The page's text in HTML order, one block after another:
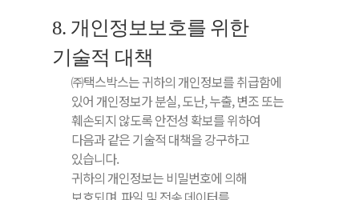
8. 개인정보보호를 위한
기술적 대책
㈜택스박스는 귀하의 개인정보를 취급함에
있어 개인정보가 분실, 도난, 누출, 변조 또는
훼손되지 않도록 안전성 확보를 위하여
다음과 같은 기술적 대책을 강구하고
있습니다.
귀하의 개인정보는 비밀번호에 의해